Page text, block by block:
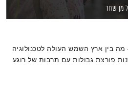
מן שחר
בין ארץ השמש העולה לטכנולוגיה
פורצת גבולות עם תרבות של רוגע